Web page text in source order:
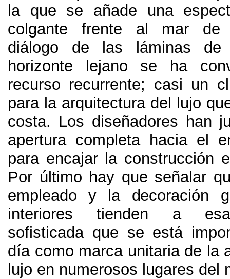
la que se añade una
colgante frente al mar de
diálogo de las láminas
horizonte lejano se ha
recurso recurrente; casi un
para la arquitectura del lujo
costa. Los diseñadores han
apertura completa hacia el
para encajar la construcción
Por último hay que señalar
empleado y la decoración
interiores tienden a
sofisticada que se está
día como marca unitaria de la
lujo en numerosos lugares del